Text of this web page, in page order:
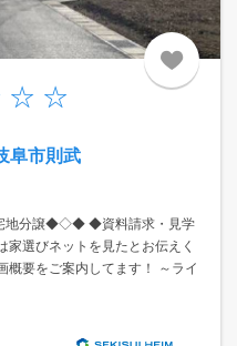
阜市則武
地分譲◆◇◆ ◆資料請求・見学
選びネットを見たとお伝えく
要をご案内してます！ ～ライ